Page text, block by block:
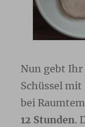
Nun gebt Ihr
Schüssel
bei
12 Stunden.